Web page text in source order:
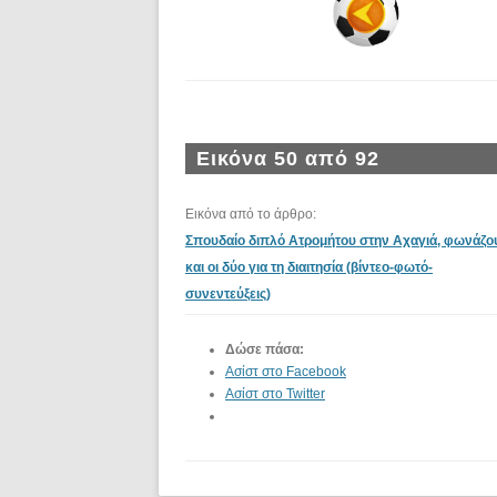
Εικόνα 50 από 92
Εικόνα από το άρθρο:
Σπουδαίο διπλό Ατρομήτου στην Αχαγιά,
και οι δύο για τη διαιτησία (βίντεο-φωτό-
συνεντεύξεις)
Δώσε πάσα:
Ασίστ στο Facebook
Ασίστ στο Twitter